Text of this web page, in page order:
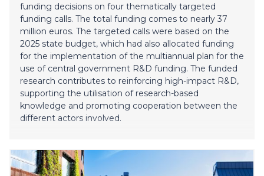
funding decisions on four thematically targeted
funding calls. The total funding comes to nearly 37
million euros. The targeted calls were based on the
2025 state budget, which had also allocated funding
for the implementation of the multiannual plan for the
use of central government R&D funding. The funded
research contributes to reinforcing high-impact R&D,
supporting the utilisation of research-based
knowledge and promoting cooperation between the
different actors involved.